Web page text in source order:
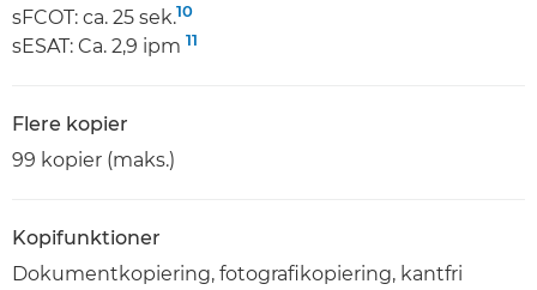
sFCOT: ca. 25 sek.10
sESAT: Ca. 2,9 ipm 11
Flere kopier
99 kopier (maks.)
Kopifunktioner
Dokumentkopiering, fotografikopiering, kantfri